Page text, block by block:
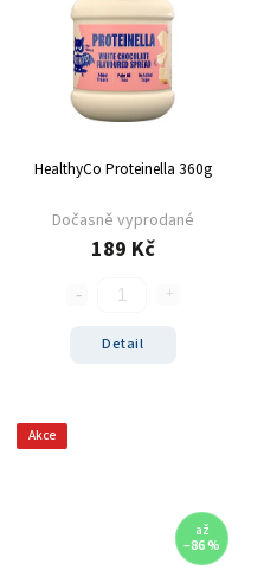
HealthyCo Proteinella 360g
Dočasně vyprodané
189 Kč
Detail
Akce
až
–86 %